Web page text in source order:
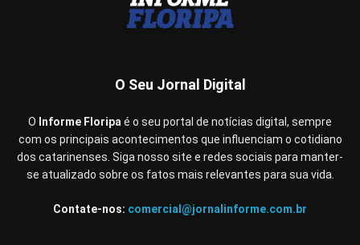
O Seu Jornal Digital
O Informe Floripa é o seu portal de notícias digital, sempre
com os principais acontecimentos que influenciam o cotidiano
dos catarinenses. Siga nosso site e redes sociais para manter-
se atualizado sobre os fatos mais relevantes para sua vida.
Contate-nos: comercial@jornalinforme.com.br